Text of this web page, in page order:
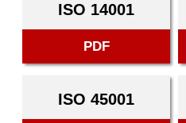
ISO 14001
PDF
ISO 45001